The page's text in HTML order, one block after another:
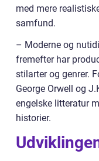
med mere
samfund.
– Moderne og
fremefter har
stilarter og genrer.
George Orwell og
engelske litteratur
historier.